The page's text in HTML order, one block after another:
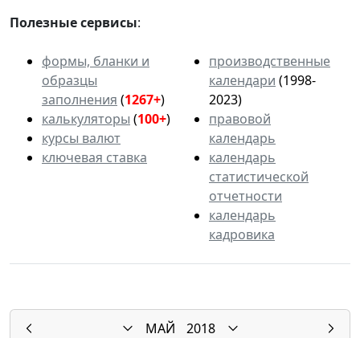
Полезные сервисы:
формы, бланки и
образцы
заполнения (1267+)
калькуляторы (100+)
курсы валют
ключевая ставка
производственные
календари (1998-
2023)
правовой
календарь
календарь
статистической
отчетности
календарь
кадровика
МАЙ
2018